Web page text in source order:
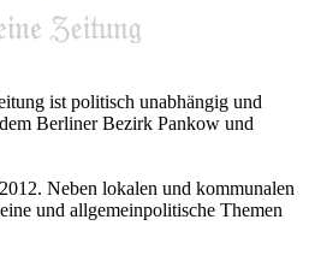
ist politisch unabhängig und
Berliner Bezirk Pankow und
Neben lokalen und kommunalen
und allgemeinpolitische Themen